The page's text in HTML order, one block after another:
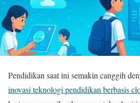
Pendidikan saat ini semakin canggih
inovasi teknologi pendidikan berbasis